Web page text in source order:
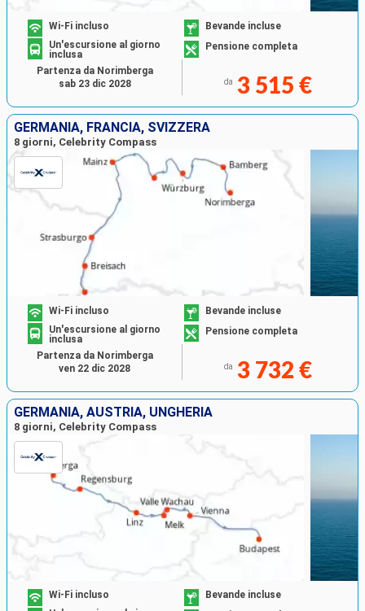
Wi-Fi incluso
Bevande incluse
Un'escursione al giorno
inclusa
Pensione completa
da 3 515 €
Partenza da Norimberga
sab 23 dic 2028
GERMANIA, FRANCIA, SVIZZERA
8 giorni, Celebrity Compass
Wi-Fi incluso
Bevande incluse
Un'escursione al giorno
inclusa
Pensione completa
da 3 732 €
Partenza da Norimberga
ven 22 dic 2028
GERMANIA, AUSTRIA, UNGHERIA
8 giorni, Celebrity Compass
Wi-Fi incluso
Bevande incluse